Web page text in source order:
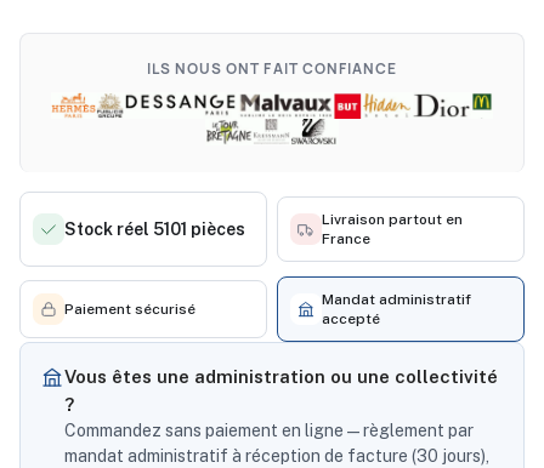
ILS NOUS ONT FAIT CONFIANCE
Stock réel 5101 pièces
Livraison partout en
France
Paiement sécurisé
Mandat administratif
accepté
Vous êtes une administration ou une collectivité
?
Commandez sans paiement en ligne — règlement par
mandat administratif à réception de facture (30 jours),